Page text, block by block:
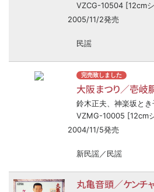
VZCG-10504 [12cm
2005/11/2発売
民謡
完売致しました
大阪まつり／壱岐
鈴木正夫、神楽坂と
VZMG-10005 [12cm
2004/11/5発売
新民謡／民謡
丸亀音頭／ケンチ